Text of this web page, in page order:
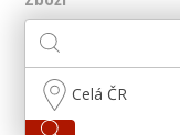
Celá ČR